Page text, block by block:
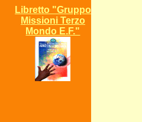
Libretto "Gruppo
Missioni Terzo
Mondo E.F."